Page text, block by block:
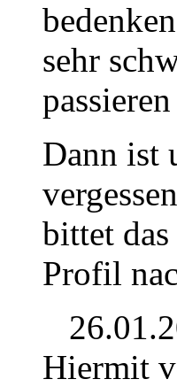
sehr
Dann ist
bittet
Profil
Hiermit